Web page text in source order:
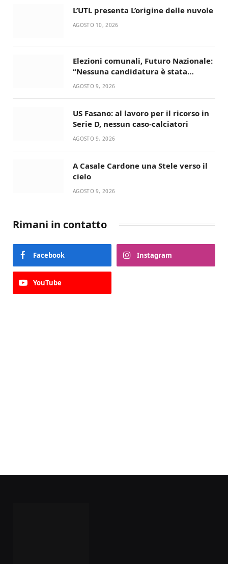
L’UTL presenta L’origine delle nuvole
AGOSTO 10, 2026
Elezioni comunali, Futuro Nazionale:
“Nessuna candidatura è stata
ancora decisa”
AGOSTO 9, 2026
US Fasano: al lavoro per il ricorso in
Serie D, nessun caso-calciatori
AGOSTO 9, 2026
A Casale Cardone una Stele verso il
cielo
AGOSTO 9, 2026
Rimani in contatto
Facebook Instagram
YouTube